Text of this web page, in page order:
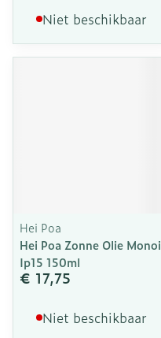
Niet beschikbaar
Hei Poa
Hei Poa Zonne Olie Monoi
Ip15 150ml
€ 17,75
Niet beschikbaar